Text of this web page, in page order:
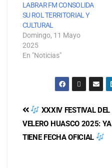
LABRAR FM CONSOLIDA
SU ROL TERRITORIAL Y
CULTURAL
Domingo, 11 Mayo
2025
En "Noticias"
XXXIV FESTIVAL DEL
VELERO HUASCO 2025: YA
TIENE FECHA OFICIAL